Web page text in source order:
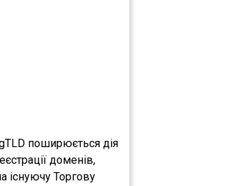
поширюється дія
доменів,
існуючу Торгову